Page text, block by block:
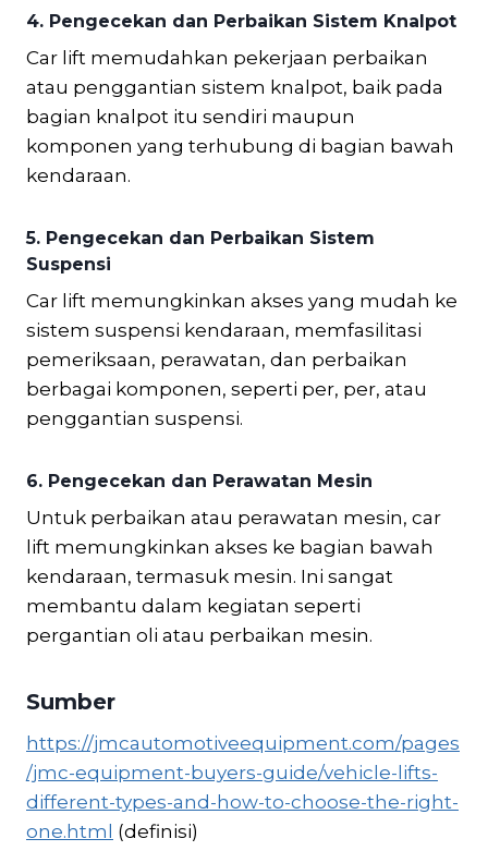
4. Pengecekan dan Perbaikan Sistem Knalpot
Car lift memudahkan pekerjaan perbaikan
atau penggantian sistem knalpot, baik pada
bagian knalpot itu sendiri maupun
komponen yang terhubung di bagian bawah
kendaraan.
5. Pengecekan dan Perbaikan Sistem
Suspensi
Car lift memungkinkan akses yang mudah ke
sistem suspensi kendaraan, memfasilitasi
pemeriksaan, perawatan, dan perbaikan
berbagai komponen, seperti per, per, atau
penggantian suspensi.
6. Pengecekan dan Perawatan Mesin
Untuk perbaikan atau perawatan mesin, car
lift memungkinkan akses ke bagian bawah
kendaraan, termasuk mesin. Ini sangat
membantu dalam kegiatan seperti
pergantian oli atau perbaikan mesin.
Sumber
https://jmcautomotiveequipment.com/pages
/jmc-equipment-buyers-guide/vehicle-lifts-
different-types-and-how-to-choose-the-right-
one.html (definisi)